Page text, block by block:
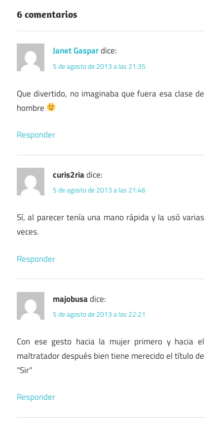
6 comentarios
Janet Gaspardice:
5 de agosto de 2013 a las 21:35
Que divertido, no imaginaba que fuera esa clase de
hombre
Responder
curis2riadice:
5 de agosto de 2013 a las 21:46
Sí, al parecer tenía una mano rápida y la usó varias
veces.
Responder
majobusadice:
5 de agosto de 2013 a las 22:21
Con ese gesto hacia la mujer primero y hacia el
maltratador después bien tiene merecido el título de
"Sir"
Responder